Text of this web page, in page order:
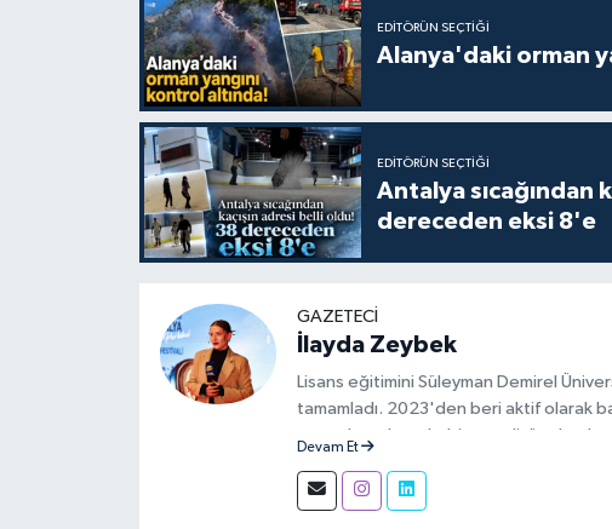
EDITÖRÜN SEÇTIĞI
Alanya'daki orman
EDITÖRÜN SEÇTIĞI
Antalya sıcağından
dereceden eksi 8'e
GAZETECI
İlayda Zeybek
Lisans eğitimini Süleyman Demirel
tamamladı. 2023'den beri aktif olarak
aşamalarında muhabir ve editör olarak
Devam Et